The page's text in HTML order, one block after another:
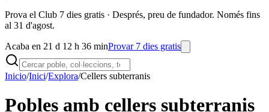
Prova el Club 7 dies gratis · Després, preu de fundador. Només fins
al 31 d'agost.
Acaba en 21 d 12 h 36 minProvar 7 dies gratis
Inicio/Inici/Explora/Cellers subterranis
Pobles amb cellers subterranis